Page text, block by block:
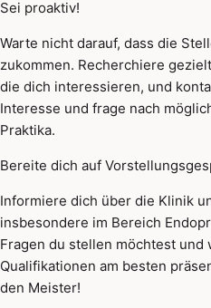
Sei proaktiv!
Warte nicht darauf, dass die
zukommen. Recherchiere
die dich interessieren, und
Interesse und frage nach
Praktika.
Bereite dich auf
Informiere dich über die Klinik
insbesondere im Bereich
Fragen du stellen möchtest
Qualifikationen am besten
den Meister!